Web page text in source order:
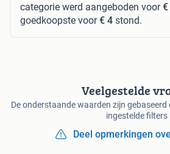
categorie werd aangeboden voor€
goedkoopste voor€ 4 stond.
Veelgestelde
De onderstaande waarden zijn
ingestelde filters
Deel opmerkingen